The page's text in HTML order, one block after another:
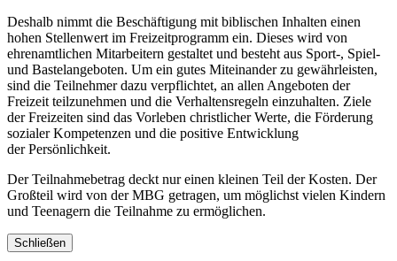
Deshalb nimmt die Beschäftigung mit biblischen Inhalten einen
hohen Stellenwert im Freizeitprogramm ein. Dieses wird von
ehrenamtlichen Mitarbeitern gestaltet und besteht aus Sport-, Spiel-
und Bastelangeboten. Um ein gutes Miteinander zu gewährleisten,
sind die Teilnehmer dazu verpflichtet, an allen Angeboten der
Freizeit teilzunehmen und die Verhaltensregeln einzuhalten. Ziele
der Freizeiten sind das Vorleben christlicher Werte, die Förderung
sozialer Kompetenzen und die positive Entwicklung
der Persönlichkeit.
Der Teilnahmebetrag deckt nur einen kleinen Teil der Kosten. Der
Großteil wird von der MBG getragen, um möglichst vielen Kindern
und Teenagern die Teilnahme zu ermöglichen.
Schließen